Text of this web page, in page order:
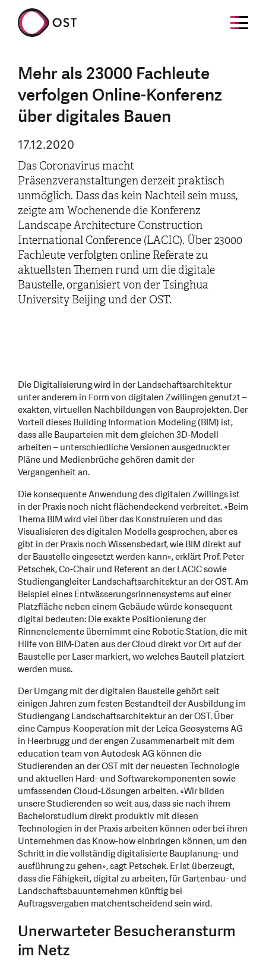
Mehr als 23000 Fachleute
verfolgen Online-Konferenz
über digitales Bauen
17.12.2020
Das Coronavirus macht
Präsenzveranstaltungen derzeit praktisch
unmöglich. Dass das kein Nachteil sein muss,
zeigte am Wochenende die Konferenz
Landscape Architecture Construction
International Conference (LACIC). Über 23000
Fachleute verfolgten online Referate zu
aktuellsten Themen rund um die digitale
Baustelle, organisiert von der Tsinghua
University Beijing und der OST.
Die Digitalisierung wird in der Landschaftsarchitektur
unter anderem in Form von digitalen Zwillingen genutzt –
exakten, virtuellen Nachbildungen von Bauprojekten. Der
Vorteil dieses Building Information Modeling (BIM) ist,
dass alle Bauparteien mit dem gleichen 3D-Modell
arbeiten – unterschiedliche Versionen ausgedruckter
Pläne und Medienbrüche gehören damit der
Vergangenheit an.
Die konsequente Anwendung des digitalen Zwillings ist
in der Praxis noch nicht flächendeckend verbreitet. «Beim
Thema BIM wird viel über das Konstruieren und das
Visualisieren des digitalen Modells gesprochen, aber es
gibt in der Praxis noch Wissensbedarf, wie BIM direkt auf
der Baustelle eingesetzt werden kann», erklärt Prof. Peter
Petschek, Co-Chair und Referent an der LACIC sowie
Studiengangleiter Landschaftsarchitektur an der OST. Am
Beispiel eines Entwässerungsrinnensystems auf einer
Platzfläche neben einem Gebäude würde konsequent
digital bedeuten: Die exakte Positionierung der
Rinnenelemente übernimmt eine Robotic Station, die mit
Hilfe von BIM-Daten aus der Cloud direkt vor Ort auf der
Baustelle per Laser markiert, wo welches Bauteil platziert
werden muss.
Der Umgang mit der digitalen Baustelle gehört seit
einigen Jahren zum festen Bestandteil der Ausbildung im
Studiengang Landschaftsarchitektur an der OST. Über
eine Campus-Kooperation mit der Leica Geosystems AG
in Heerbrugg und der engen Zusammenarbeit mit dem
education team von Autodesk AG können die
Studierenden an der OST mit der neuesten Technologie
und aktuellen Hard- und Softwarekomponenten sowie
umfassenden Cloud-Lösungen arbeiten. «Wir bilden
unsere Studierenden so weit aus, dass sie nach ihrem
Bachelorstudium direkt produktiv mit diesen
Technologien in der Praxis arbeiten können oder bei ihren
Unternehmen das Know-how einbringen können, um den
Schritt in die vollständig digitalisierte Bauplanung- und
ausführung zu gehen», sagt Petschek. Er ist überzeugt,
dass die Fähigkeit, digital zu arbeiten, für Gartenbau- und
Landschaftsbauunternehmen künftig bei
Auftragsvergaben matchentscheidend sein wird.
Unerwarteter Besucheransturm
im Netz